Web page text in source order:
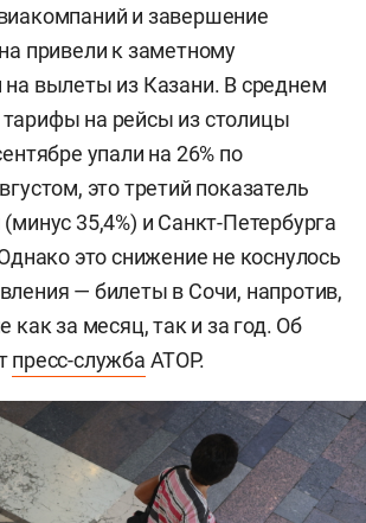
и завершение
привели к заметному
вылеты из Казани. В среднем
на рейсы из столицы
упали на 26% по
это третий показатель
35,4%) и Санкт-Петербурга
это снижение не коснулось
— билеты в Сочи, напротив,
как за месяц, так и за год. Об
пресс-служба АТОР.